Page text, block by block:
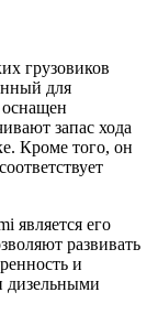
грузовиков
для
оснащен
запас хода
Кроме того, он
является его
развивать
и
дизельными